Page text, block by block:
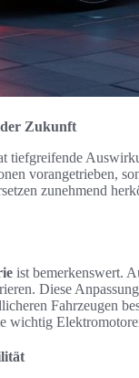
Zukunft
tiefgreifende
vorangetrieben,
zunehmend
ist bemerkenswert.
Diese
Fahrzeugen
wichtig